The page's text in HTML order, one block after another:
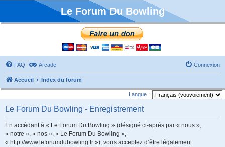
Le Forum Du Bowling
FAQ Arcade Connexion
Accueil Index du forum
Langue :
Le Forum Du Bowling - Enregistrement
En accédant à « Le Forum Du Bowling » (désigné ci-après par « nous »,
« notre », « nos », « Le Forum Du Bowling »,
« http://www.leforumdubowling.fr »), vous acceptez d’être légalement